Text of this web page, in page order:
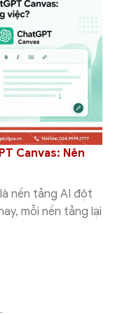
Canvas: Nên
nền tảng AI đột
mỗi nền tảng lại